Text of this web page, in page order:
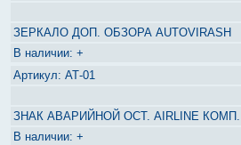
ЗЕРКАЛО ДОП. ОБЗОРА AUTOVIRASH
+
АТ-01
ЗНАК АВАРИЙНОЙ ОСТ. AIRLINE КОМП.
+